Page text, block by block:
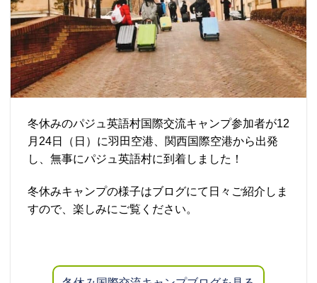
冬休みのパジュ英語村国際交流キャンプ参加者が12
月24日（日）に羽田空港、関西国際空港から出発
し、無事にパジュ英語村に到着しました！
冬休みキャンプの様子はブログにて日々ご紹介しま
すので、楽しみにご覧ください。